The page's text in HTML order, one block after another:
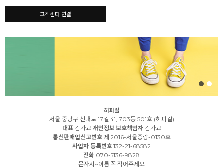
고객센터 연결
히피걸
서울 중랑구 신내로 17길 41, 703동 501호 (히피걸)
대표김가교 개인정보 보호책임자김가교
통신판매업신고번호제 2016-서울중랑-0130호
사업자 등록번호 132-21-68582
전화 070-5136-9828
문자시~이름 꼭 적어주세요